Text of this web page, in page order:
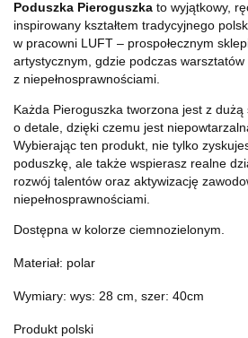
Poduszka Pieroguszka to wyjątkowy,
inspirowany kształtem tradycyjnego
w pracowni LUFT – prospołecznym
artystycznym, gdzie podczas
z niepełnosprawnościami.
Każda Pieroguszka tworzona jest z dużą
o detale, dzięki czemu jest
Wybierając ten produkt, nie tylko
poduszkę, ale także wspierasz realne
rozwój talentów oraz aktywizację
niepełnosprawnościami.
Dostępna w kolorze ciemnozielonym.
Materiał: polar
Wymiary: wys: 28 cm, szer: 40cm
Produkt polski